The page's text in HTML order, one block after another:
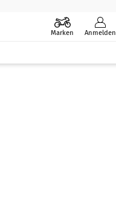
Marken Anmelden